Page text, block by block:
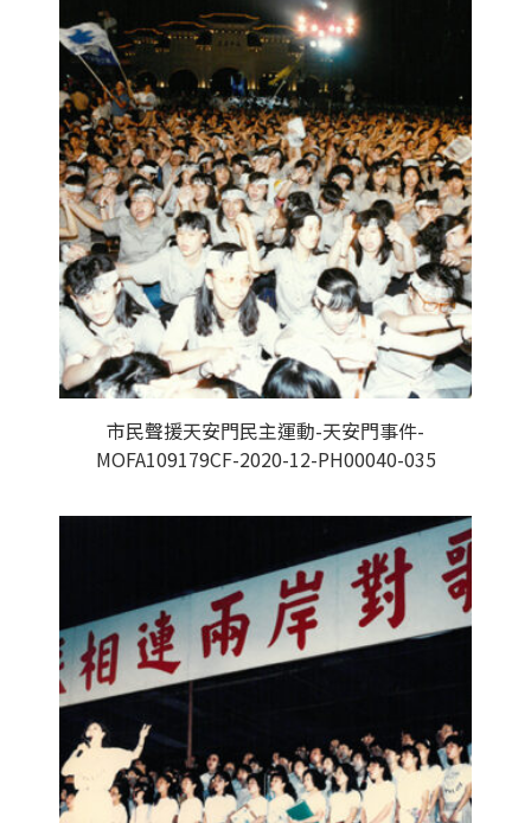
市民聲援天安門民主運動-天安門事件-
MOFA109179CF-2020-12-PH00040-035